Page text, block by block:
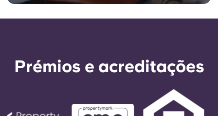
Prémios e acreditações